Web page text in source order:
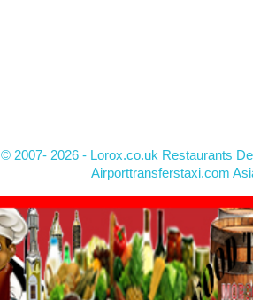
© 2007- 2026 - Lorox.co.uk Restaurants
Airporttransferstaxi.com